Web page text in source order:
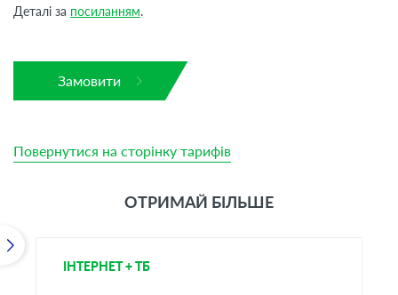
Деталі за посиланням.
Замовити
Повернутися на сторінку тарифів
ОТРИМАЙ БІЛЬШЕ
ІНТЕРНЕТ + ТБ